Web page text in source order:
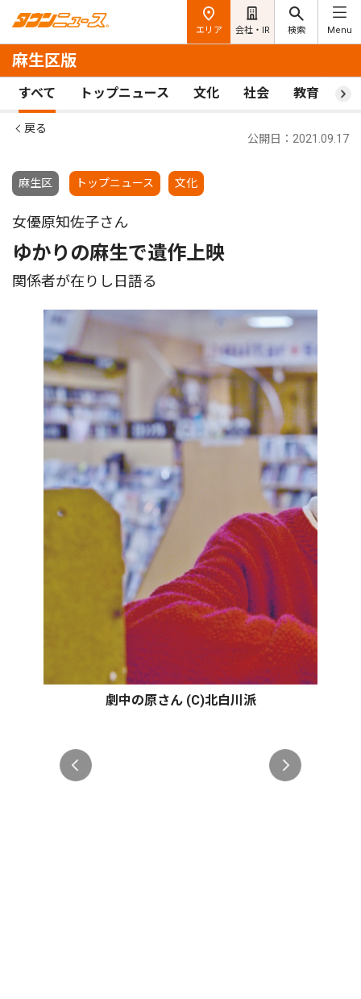
エリア 会社・IR 検索 Menu
麻生区版
すべて トップニュース 文化 社会 教育 ス
戻る
麻生区 トップニュース 文化
公開日：2021.09.17
女優原知佐子さん
ゆかりの麻生で遺作上映
関係者が在りし日語る
劇中の原さん (C)北白川派